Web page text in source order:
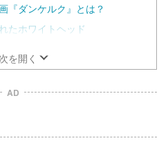
『ダンケルク』とは？
たホワイトヘッド
を開く
AD